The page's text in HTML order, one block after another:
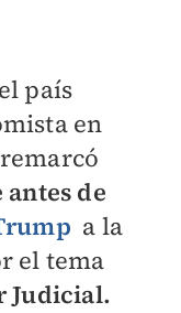
país
en
antes de
a la
el tema
Judicial.